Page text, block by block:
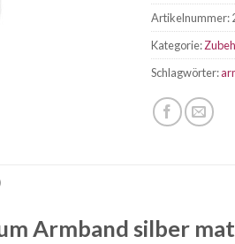
Artikelnummer:
Kategorie:
Schlagwörter:
Armband silber